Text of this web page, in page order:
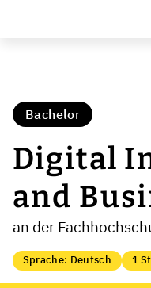
Bachelor
Digital
and
an der
Sprache: Deutsch 1